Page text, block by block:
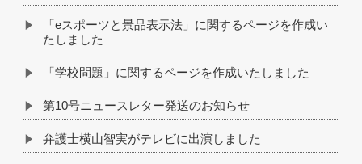
「eスポーツと景品表示法」に関するページを作成い
たしました
「学校問題」に関するページを作成いたしました
第10号ニュースレター発送のお知らせ
弁護士横山智実がテレビに出演しました